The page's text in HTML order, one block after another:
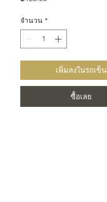
จำนวน *
เพิ่มลงในรถเข็น
ซื้อเลย